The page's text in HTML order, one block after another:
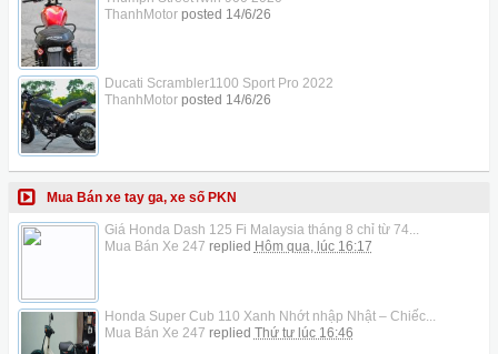
ThanhMotorposted 14/6/26
Ducati Scrambler1100 Sport Pro 2022
ThanhMotorposted 14/6/26
Mua Bán xe tay ga, xe số PKN
Giá Honda Dash 125 Fi Malaysia tháng 8 chỉ từ 74...
Mua Bán Xe 247 replied Hôm qua, lúc 16:17
Honda Super Cub 110 Xanh Nhớt nhập Nhật – Chiếc...
Mua Bán Xe 247 replied Thứ tư lúc 16:46